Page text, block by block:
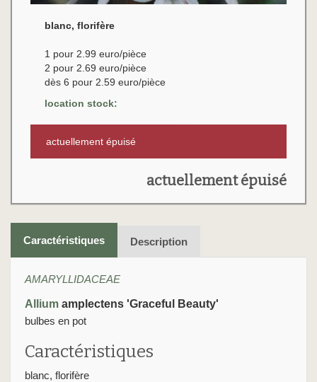
blanc, florifère
1 pour 2.99 euro/pièce
2 pour 2.69 euro/pièce
dès 6 pour 2.59 euro/pièce
location stock:
actuellement épuisé
actuellement épuisé
Caractéristiques Description
AMARYLLIDACEAE
Allium amplectens 'Graceful Beauty'
bulbes en pot
Caractéristiques
blanc, florifère